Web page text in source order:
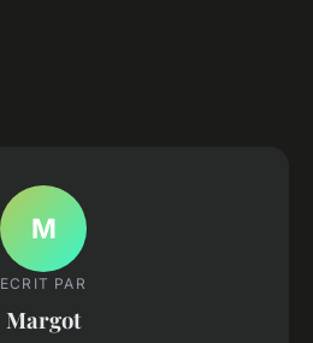
M
ECRIT PAR
Margot